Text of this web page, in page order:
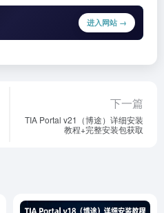
进入网站 →
下一篇
TIA Portal v21（博途）详细安装
教程+完整安装包获取